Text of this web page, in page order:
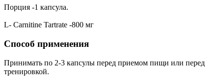
Порция -1 капсула.
L- Carnitine Tartrate -800 мг
Способ применения
Принимать по 2-3 капсулы перед приемом пищи или перед
тренировкой.